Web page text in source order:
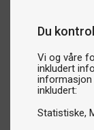
Du
Vi og våre
inkludert
inkludert:
Statistiske